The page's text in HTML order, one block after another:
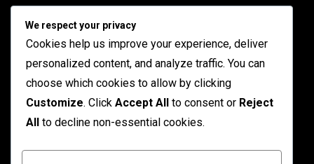
Tokens de Evento de Mech Arena: Premios y recompensas
disponibles
Tokens de Evento de Mech Arena: Maximizando tus
recompensas
Mech Arena Pase de Batalla: Estrategias de Progresión de
Niveles
Tokens de Evento de Mech Arena: Ofertas por tiempo
We respect your privacy
Cookies help us improve your experience, deliver
personalized content, and analyze traffic. You can
choose which cookies to allow by clicking
Customize. Click Accept All to consent or Reject
All to decline non-essential cookies.